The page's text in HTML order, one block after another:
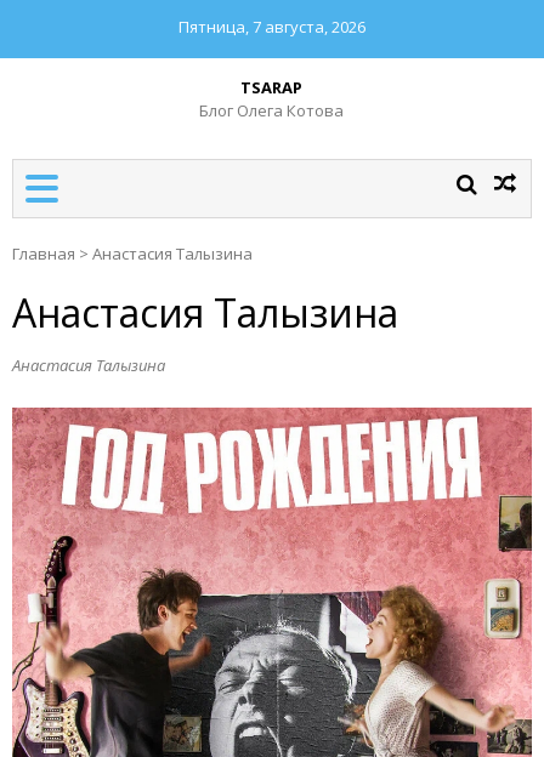
Пятница, 7 августа, 2026
TSARAP
Блог Олега Котова
Главная > Анастасия Талызина
Анастасия Талызина
Анастасия Талызина